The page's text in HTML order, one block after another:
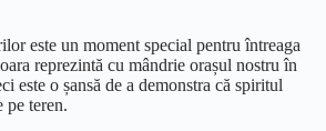
este un moment special pentru întreaga
reprezintă cu mândrie orașul nostru în
este o șansă de a demonstra că spiritul
pe teren.